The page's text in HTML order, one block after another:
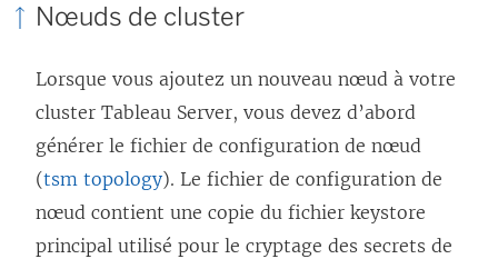
Nœuds de cluster
Lorsque vous ajoutez un nouveau nœud à votre
cluster Tableau Server, vous devez d’abord
générer le fichier de configuration de nœud
(tsm topology). Le fichier de configuration de
nœud contient une copie du fichier keystore
principal utilisé pour le cryptage des secrets de